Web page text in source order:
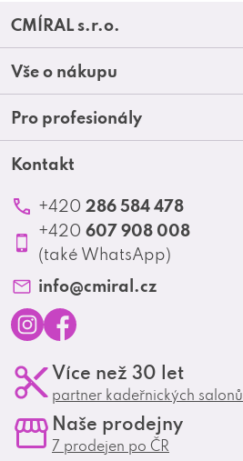
Z
á
p
a
CMÍRAL s.r.o.
Prodejny
O nás
Blog
Kontakt
Vše o nákupu
Doprava a platba
Obchodní podmínky
Reklamace a vrácení zboží
Ochrana osobních údajů
Pro profesionály
Akční letáky
Produktové katalogy
Profesionální spolupráce
Matrix Club
Kontakt
+420 286 584 478
+420 607 908 008
(také WhatsApp)
info@cmiral.cz
n
s
a
e
Více než 30 let
partner kadeřnických salonů
Naše prodejny
7 prodejen po ČR